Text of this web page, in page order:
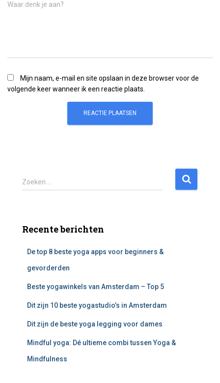
Waar denk je aan?
Mijn naam, e-mail en site opslaan in deze browser voor de
volgende keer wanneer ik een reactie plaats.
Z
o
n
Zoeken …
Recente berichten
De top 8 beste yoga apps voor beginners &
gevorderden
Beste yogawinkels van Amsterdam – Top 5
Dit zijn 10 beste yogastudio’s in Amsterdam
Dit zijn de beste yoga legging voor dames
Mindful yoga: Dé ultieme combi tussen Yoga &
Mindfulness